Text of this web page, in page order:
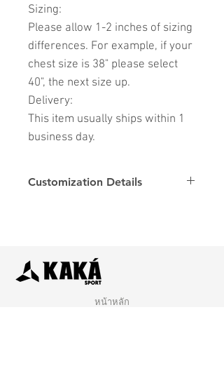
Sizing:
Please allow 1-2 inches of sizing
differences. For example, if your
chest size is 38" please select
40", the next size up.
Delivery:
This item usually ships within 1
business day.
Customization Details
Fonts
Badge
หน้าหลัก